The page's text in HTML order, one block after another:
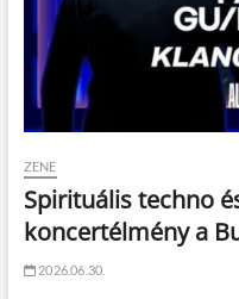
ZENE
Spirituális techno
koncertélmény a
2026.06.30.